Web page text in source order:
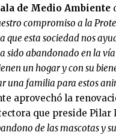
de Medio Ambiente
compromiso a la
que esta sociedad nos
sido abandonado en la
un hogar y con su
una familia para estos
aprovechó la
que preside Pilar
de las mascotas y